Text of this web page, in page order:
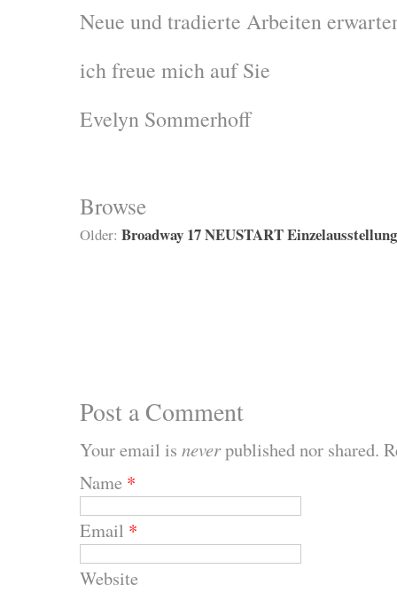
Neue und tradierte Arbeiten
ich freue mich auf Sie
Evelyn Sommerhoff
Browse
Older: Broadway 17 NEUSTART Einzelausstellung
Post a Comment
Your email is neverpublished nor shared.
Name *
Email *
Website